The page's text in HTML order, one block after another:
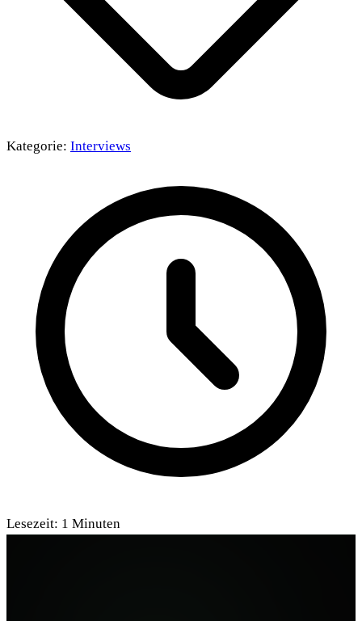
Kategorie: Interviews
Lesezeit: 1 Minuten